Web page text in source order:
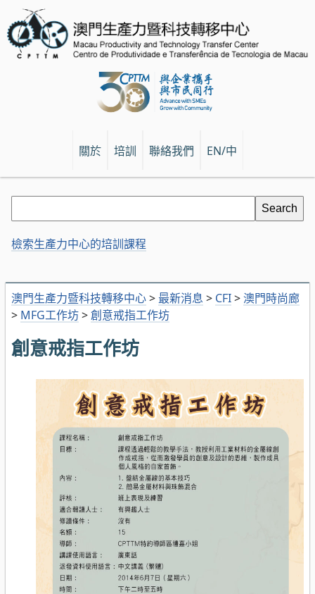
關於 培訓 聯絡我們 EN/中
澳門生產力暨科技轉移中心> 最新消息 > CFI> 澳門時尚廊
> MFG工作坊>創意戒指工作坊
創意戒指工作坊
檢索生產力中心的培訓課程